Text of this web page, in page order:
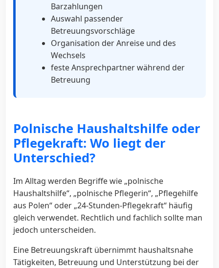
Barzahlungen
Auswahl passender
Betreuungsvorschläge
Organisation der Anreise und des
Wechsels
feste Ansprechpartner während der
Betreuung
Polnische Haushaltshilfe oder
Pflegekraft: Wo liegt der
Unterschied?
Im Alltag werden Begriffe wie „polnische
Haushaltshilfe“, „polnische Pflegerin“, „Pflegehilfe
aus Polen“ oder „24-Stunden-Pflegekraft“ häufig
gleich verwendet. Rechtlich und fachlich sollte man
jedoch unterscheiden.
Eine Betreuungskraft übernimmt haushaltsnahe
Tätigkeiten, Betreuung und Unterstützung bei der